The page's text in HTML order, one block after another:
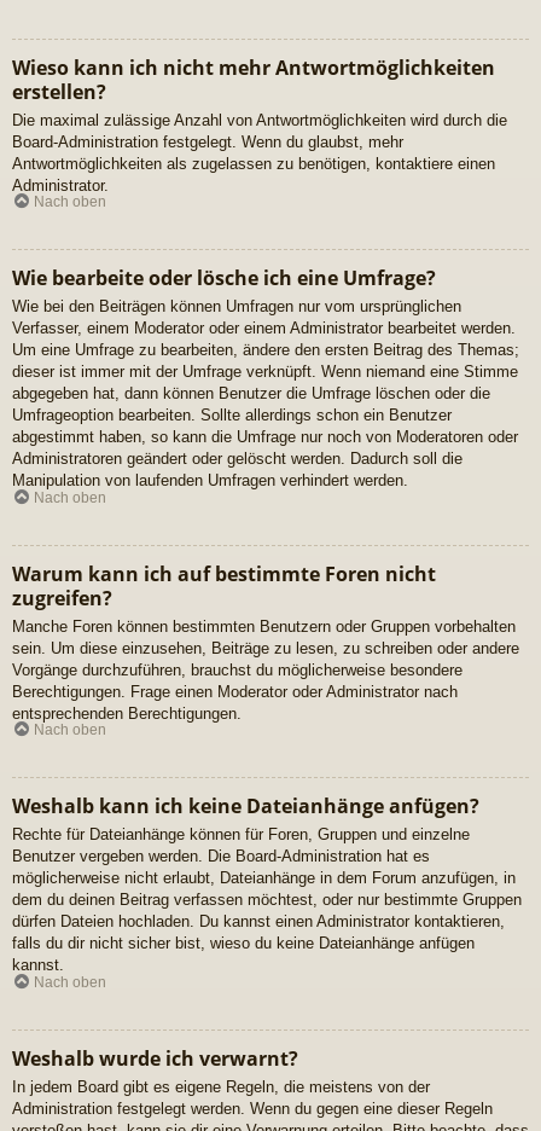
Wieso kann ich nicht mehr Antwortmöglichkeiten
erstellen?
Die maximal zulässige Anzahl von Antwortmöglichkeiten wird durch die
Board-Administration festgelegt. Wenn du glaubst, mehr
Antwortmöglichkeiten als zugelassen zu benötigen, kontaktiere einen
Administrator.
Nach oben
Wie bearbeite oder lösche ich eine Umfrage?
Wie bei den Beiträgen können Umfragen nur vom ursprünglichen
Verfasser, einem Moderator oder einem Administrator bearbeitet werden.
Um eine Umfrage zu bearbeiten, ändere den ersten Beitrag des Themas;
dieser ist immer mit der Umfrage verknüpft. Wenn niemand eine Stimme
abgegeben hat, dann können Benutzer die Umfrage löschen oder die
Umfrageoption bearbeiten. Sollte allerdings schon ein Benutzer
abgestimmt haben, so kann die Umfrage nur noch von Moderatoren oder
Administratoren geändert oder gelöscht werden. Dadurch soll die
Manipulation von laufenden Umfragen verhindert werden.
Nach oben
Warum kann ich auf bestimmte Foren nicht
zugreifen?
Manche Foren können bestimmten Benutzern oder Gruppen vorbehalten
sein. Um diese einzusehen, Beiträge zu lesen, zu schreiben oder andere
Vorgänge durchzuführen, brauchst du möglicherweise besondere
Berechtigungen. Frage einen Moderator oder Administrator nach
entsprechenden Berechtigungen.
Nach oben
Weshalb kann ich keine Dateianhänge anfügen?
Rechte für Dateianhänge können für Foren, Gruppen und einzelne
Benutzer vergeben werden. Die Board-Administration hat es
möglicherweise nicht erlaubt, Dateianhänge in dem Forum anzufügen, in
dem du deinen Beitrag verfassen möchtest, oder nur bestimmte Gruppen
dürfen Dateien hochladen. Du kannst einen Administrator kontaktieren,
falls du dir nicht sicher bist, wieso du keine Dateianhänge anfügen
kannst.
Nach oben
Weshalb wurde ich verwarnt?
In jedem Board gibt es eigene Regeln, die meistens von der
Administration festgelegt werden. Wenn du gegen eine dieser Regeln